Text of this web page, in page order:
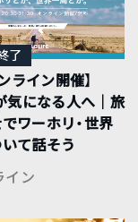
了
ライン開催】
気になる人へ｜旅
ワーホリ・世界
て話そう
イン